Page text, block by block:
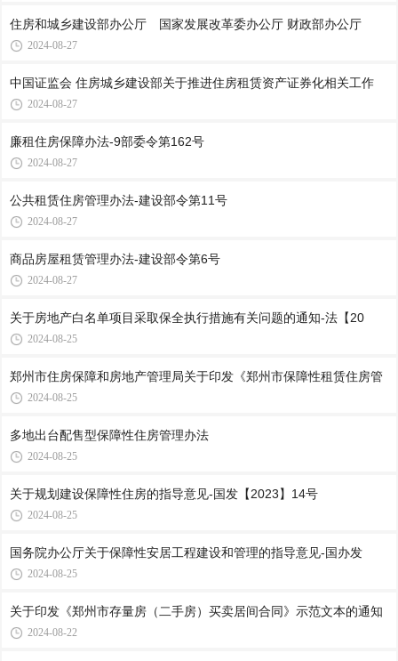
住房和城乡建设部办公厅 国家发展改革委办公厅 财政部办公厅
2024-08-27
中国证监会 住房城乡建设部关于推进住房租赁资产证券化相关工作
2024-08-27
廉租住房保障办法-9部委令第162号
2024-08-27
公共租赁住房管理办法-建设部令第11号
2024-08-27
商品房屋租赁管理办法-建设部令第6号
2024-08-27
关于房地产白名单项目采取保全执行措施有关问题的通知-法【20
2024-08-25
郑州市住房保障和房地产管理局关于印发《郑州市保障性租赁住房管
2024-08-25
多地出台配售型保障性住房管理办法
2024-08-25
关于规划建设保障性住房的指导意见-国发【2023】14号
2024-08-25
国务院办公厅关于保障性安居工程建设和管理的指导意见-国办发
2024-08-25
关于印发《郑州市存量房（二手房）买卖居间合同》示范文本的通知
2024-08-22